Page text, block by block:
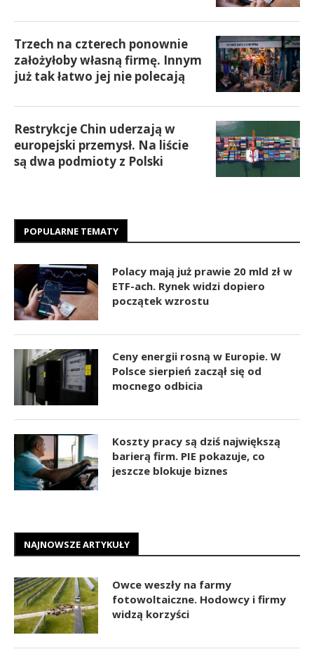
Trzech na czterech ponownie
założyłoby własną firmę. Innym
już tak łatwo jej nie polecają
Restrykcje Chin uderzają w
europejski przemysł. Na liście
są dwa podmioty z Polski
POPULARNE TEMATY
Polacy mają już prawie 20 mld zł w
ETF-ach. Rynek widzi dopiero
początek wzrostu
Ceny energii rosną w Europie. W
Polsce sierpień zaczął się od
mocnego odbicia
Koszty pracy są dziś największą
barierą firm. PIE pokazuje, co
jeszcze blokuje biznes
NAJNOWSZE ARTYKUŁY
Owce weszły na farmy
fotowoltaiczne. Hodowcy i firmy
widzą korzyści